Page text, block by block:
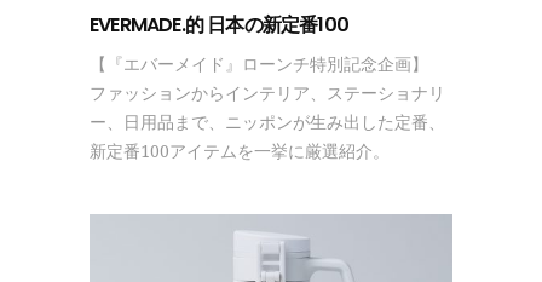
EVERMADE.的 日本の新定番100
【『エバーメイド』ローンチ特別記念企画】
ファッションからインテリア、ステーショナリ
ー、日用品まで、ニッポンが生み出した定番、
新定番100アイテムを一挙に厳選紹介。